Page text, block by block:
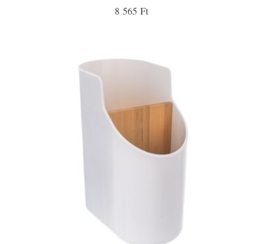
8 565 Ft